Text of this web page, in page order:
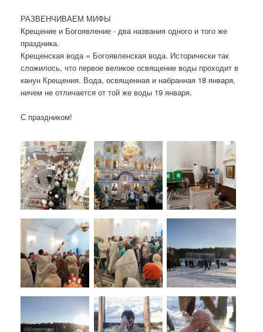
РАЗВЕНЧИВАЕМ МИФЫ
Крещение и Богоявление - два названия одного и того же
праздника.
Крещенская вода = Богоявленская вода. Исторически так
сложилось, что первое великое освящение воды проходит в
канун Крещения. Вода, освященная и набранная 18 января,
ничем не отличается от той же воды 19 января.
С праздником!